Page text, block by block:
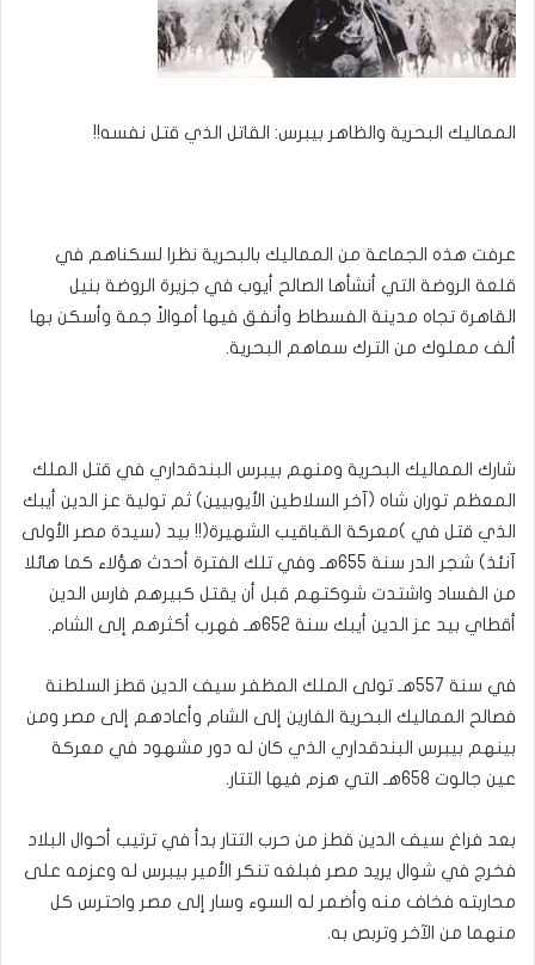
المماليك البحرية والظاهر بيبرس: القاتل الذي قتل نفسه!!
عرفت هذه الجماعة من المماليك بالبحرية نظرا لسكناهم في
قلعة الروضة التي أنشأها الصالح أيوب في جزيرة الروضة بنيل
القاهرة تجاه مدينة الفسطاط وأنفق فيها أموالاً جمة وأسكن بها
ألف مملوك من الترك سماهم البحرية.
شارك المماليك البحرية ومنهم بيبرس البندقداري في قتل الملك
المعظم توران شاه (آخر السلاطين الأيوبيين) ثم تولية عز الدين أيبك
الذي قتل في )معركة القباقيب الشهيرة(!! بيد (سيدة مصر الأولى
آنئذ) شجر الدر سنة 655هـ وفي تلك الفترة أحدث هؤلاء كما هائلا
من الفساد واشتدت شوكتهم قبل أن يقتل كبيرهم فارس الدين
أقطاي بيد عز الدين أيبك سنة 652هـ فهرب أكثرهم إلى الشام.
في سنة 557هـ تولى الملك المظفر سيف الدين قطز السلطنة
فصالح المماليك البحرية الفارين إلى الشام وأعادهم إلى مصر ومن
بينهم بيبرس البندقداري الذي كان له دور مشهود في معركة
عين جالوت 658هـ التي هزم فيها التتار.
بعد فراغ سيف الدين قطز من حرب التتار بدأ في ترتيب أحوال البلاد
فخرج في شوال يريد مصر فبلغه تنكر الأمير بيبرس له وعزمه على
محاربته ‏فخاف منه وأضمر له السوء وسار إلى مصر‏ واحترس كل
منهما من الآخر وتربص به.‏